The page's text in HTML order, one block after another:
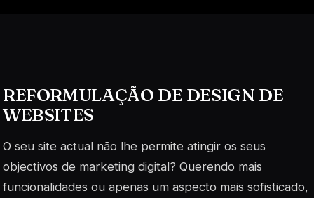
REFORMULAÇÃO DE DESIGN DE
WEBSITES
O seu site actual não lhe permite atingir os seus
objectivos de marketing digital? Querendo mais
funcionalidades ou apenas um aspecto mais sofisticado,